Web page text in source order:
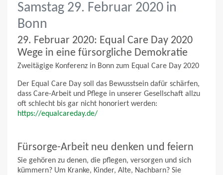
Samstag 29. Februar 2020 in
Bonn
29. Februar 2020: Equal Care Day 2020
Wege in eine fürsorgliche Demokratie
Zweitägige Konferenz in Bonn zum Equal Care Day 2020
Der Equal Care Day soll das Bewusstsein dafür schärfen,
dass Care-Arbeit und Pflege in unserer Gesellschaft allzu
oft schlecht bis gar nicht honoriert werden:
https://equalcareday.de/
Fürsorge-Arbeit neu denken und feiern
Sie gehören zu denen, die pflegen, versorgen und sich
kümmern? Um Kranke, Kinder, Alte, Nachbarn? Sie